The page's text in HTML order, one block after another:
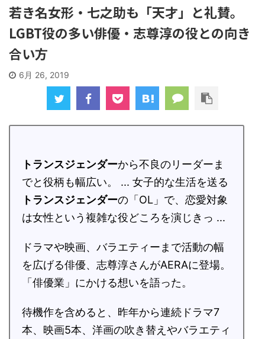
若き名女形・七之助も「天才」と礼賛。
LGBT役の多い俳優・志尊淳の役との向き
合い方
6月 26, 2019
トランスジェンダーから不良のリーダーま
でと役柄も幅広い。 ... 女子的な生活を送る
トランスジェンダーの「OL」で、恋愛対象
は女性という複雑な役どころを演じきっ ...
ドラマや映画、バラエティーまで活動の幅
を広げる俳優、志尊淳さんがAERAに登場。
「俳優業」にかける想いを語った。
待機作を含めると、昨年から連続ドラマ7
本、映画5本、洋画の吹き替えやバラエティ